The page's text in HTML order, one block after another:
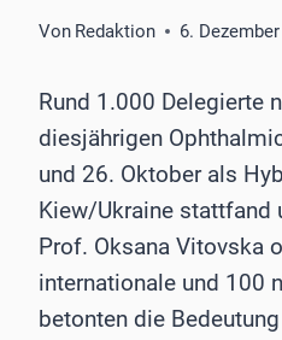
Von Redaktion 6.
Rund 1.000 Delegierte
diesjährigen
und 26. Oktober als
Kiew/Ukraine stattfand
Prof. Oksana Vitovska
internationale und 100
betonten die